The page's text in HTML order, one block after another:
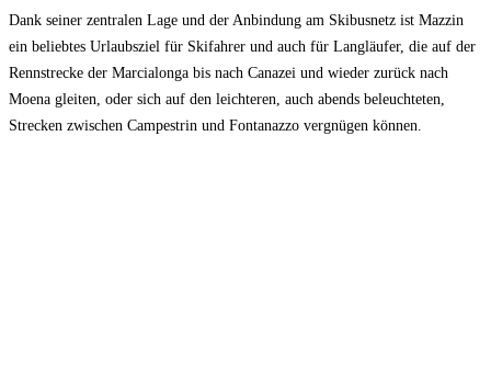
Dank seiner zentralen Lage und der Anbindung am Skibusnetz ist Mazzin
ein beliebtes Urlaubsziel für Skifahrer und auch für Langläufer, die auf der
Rennstrecke der Marcialonga bis nach Canazei und wieder zurück nach
Moena gleiten, oder sich auf den leichteren, auch abends beleuchteten,
Strecken zwischen Campestrin und Fontanazzo vergnügen können.